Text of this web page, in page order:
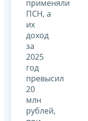
применяли
ПСН, а
их
доход
за
2025
год
превысил
20
млн
рублей,